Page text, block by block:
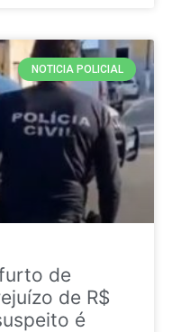
NOTICIA POLICIAL
de
de R$
é